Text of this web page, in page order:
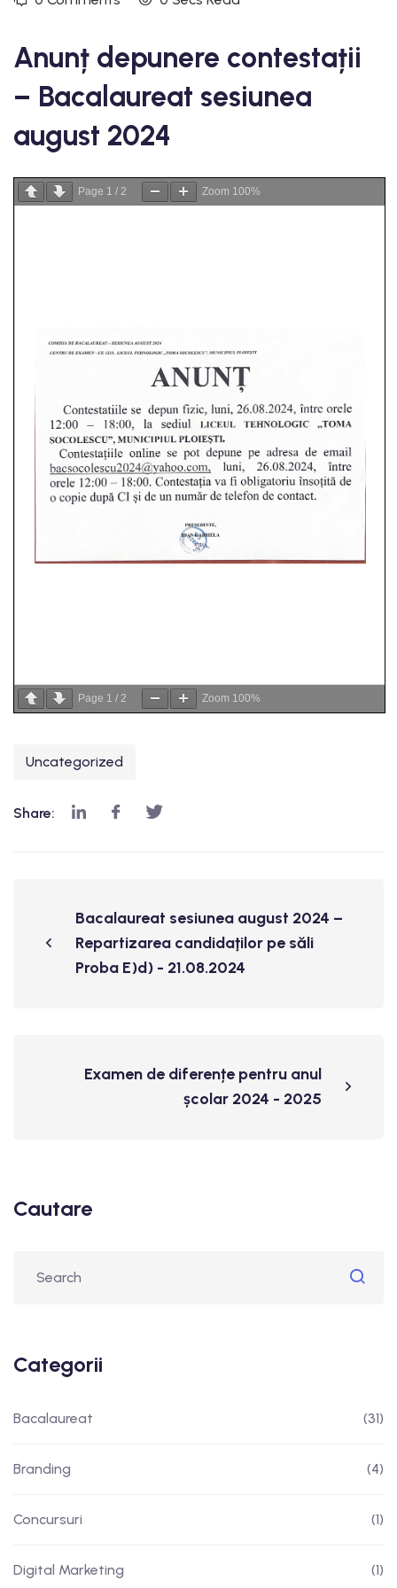
Anunț depunere contestații
– Bacalaureat sesiunea
august 2024
Page 1 / 2 Zoom 100%
Page 1 / 2 Zoom 100%
Uncategorized
Share:
Bacalaureat sesiunea august 2024 –
Repartizarea candidaţilor pe săli
Proba E)d) - 21.08.2024
Examen de diferențe pentru anul
școlar 2024 - 2025
Cautare
Categorii
Bacalaureat (31)
Branding (4)
Concursuri (1)
Digital Marketing (1)